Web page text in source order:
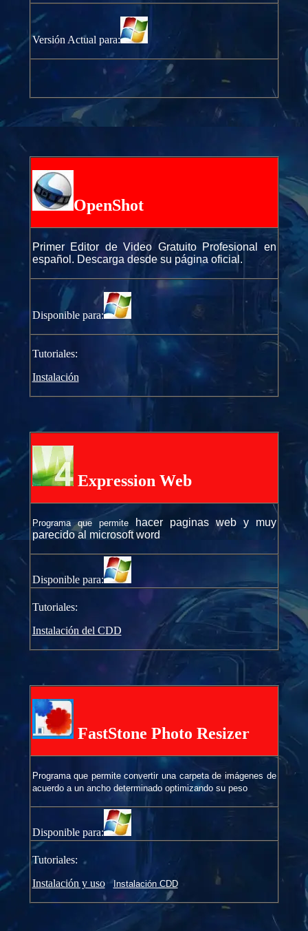
Versión Actual para:
OpenShot
Primer Editor de Video Gratuito Profesional en
español. Descarga desde su página oficial.
Disponible para:
Tutoriales:
Instalación
Expression Web
Programa que permite
hacer paginas web y muy
parecido al microsoft word
Disponible para:
Tutoriales:
Instalación del CDD
FastStone Photo Resizer
Programa que permite convertir una carpeta de imágenes de
acuerdo a un ancho determinado optimizando su peso
Disponible para:
Tutoriales:
Instalación y uso
Instalación CDD